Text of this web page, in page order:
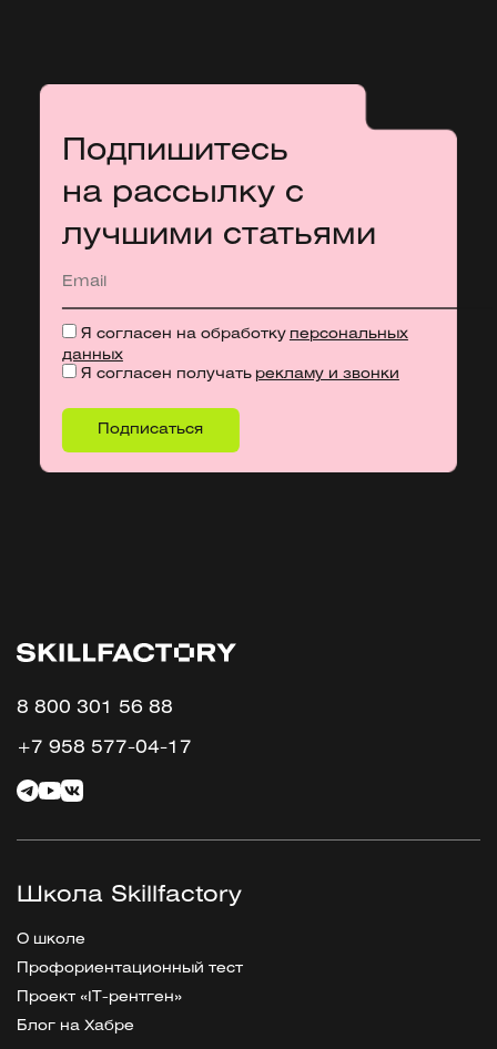
Подпишитесь
на рассылку с
лучшими статьями
Я согласен на обработку персональных
данных
Я согласен получать рекламу и звонки
8 800 301 56 88
+7 958 577-04-17
Школа Skillfactory
О школе
Профориентационный тест
Проект «IT-рентген»
Блог на Хабре